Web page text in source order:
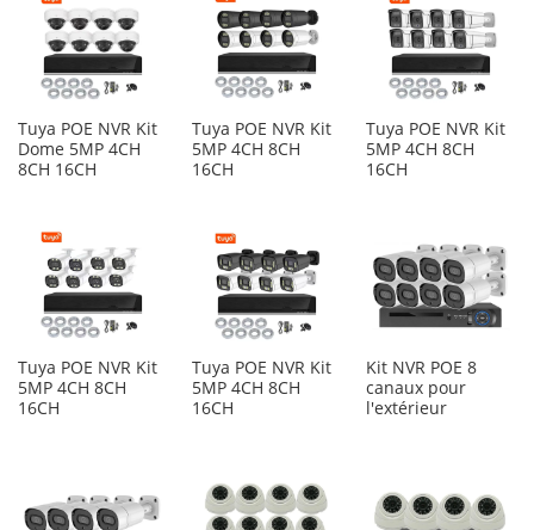
Tuya POE NVR Kit
Dome 5MP 4CH
8CH 16CH
Tuya POE NVR Kit
5MP 4CH 8CH
16CH
Tuya POE NVR Kit
5MP 4CH 8CH
16CH
Tuya POE NVR Kit
5MP 4CH 8CH
16CH
Tuya POE NVR Kit
5MP 4CH 8CH
16CH
Kit NVR POE 8
canaux pour
l'extérieur